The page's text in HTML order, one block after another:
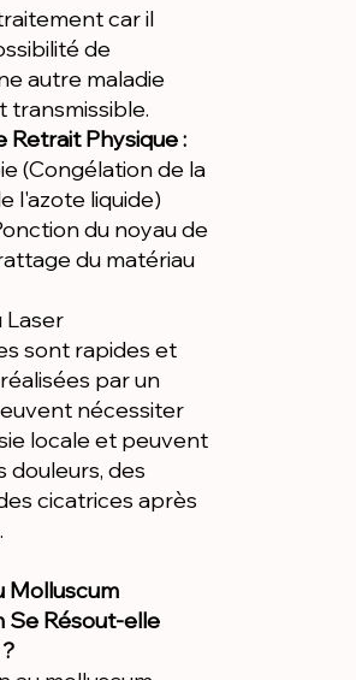
car il
de
autre maladie
transmissible.
Retrait Physique :
(Congélation de la
l'azote liquide)
du noyau de
du matériau
Laser
sont rapides et
par un
nécessiter
locale et peuvent
douleurs, des
cicatrices après
Molluscum
Se Résout-elle